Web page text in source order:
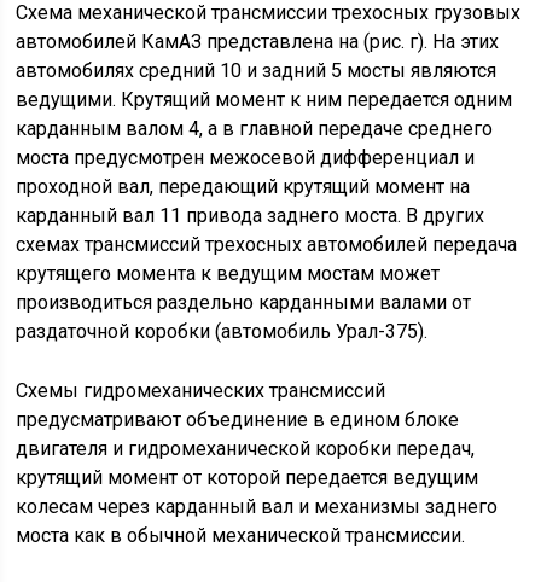
Схема механической трансмиссии трехосных грузовых
автомобилей КамАЗ представлена на (рис. г). На этих
автомобилях средний 10 и задний 5 мосты являются
ведущими. Крутящий момент к ним передается одним
карданным валом 4, а в главной передаче среднего
моста предусмотрен межосевой дифференциал и
проходной вал, передающий крутящий момент на
карданный вал 11 привода заднего моста. В других
схемах трансмиссий трехосных автомобилей передача
крутящего момента к ведущим мостам может
производиться раздельно карданными валами от
раздаточной коробки (автомобиль Урал-375).
Схемы гидромеханических трансмиссий
предусматривают объединение в едином блоке
двигателя и гидромеханической коробки передач,
крутящий момент от которой передается ведущим
колесам через карданный вал и механизмы заднего
моста как в обычной механической трансмиссии.